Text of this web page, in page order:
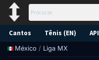
Cantos Tênis (EN) API
México / Liga MX